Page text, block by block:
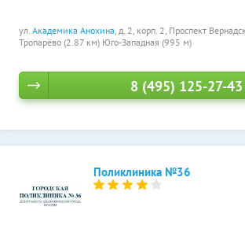
ул. Академика Анохина, д. 2, корп. 2, Проспект
Тропарёво (2.87 км) Юго-Западная (995 м)
8 (495) 125-27-43
Поликлиника №36